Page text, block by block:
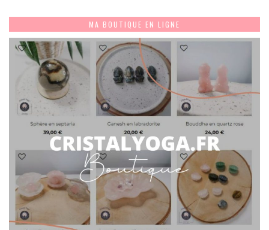
MA BOUTIQUE EN LIGNE